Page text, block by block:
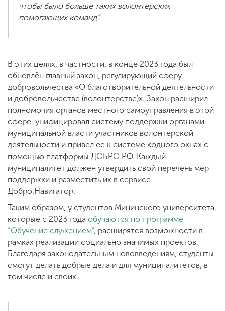
чтобы было больше таких волонтерских
помогающих команд”.
В этих целях, в частности, в конце 2023 года был
обновлён главный закон, регулирующий сферу
добровольчества «О благотворительной деятельности
и добровольчестве (волонтерстве)». Закон расширил
полномочия органов местного самоуправления в этой
сфере, унифицировал систему поддержки органами
муниципальной власти участников волонтерской
деятельности и привел ее к системе «одного окна» с
помощью платформы ДОБРО.РФ. Каждый
муниципалитет должен утвердить свой перечень мер
поддержки и разместить их в сервисе
Добро.Навигатор.
Таким образом, у студентов Мининского университета,
которые с 2023 года обучаются по программе
“Обучение служением”, расширятся возможности в
рамках реализации социально значимых проектов.
Благодаря законодательным нововведениям, студенты
смогут делать добрые дела и для муниципалитетов, в
том числе и своих.